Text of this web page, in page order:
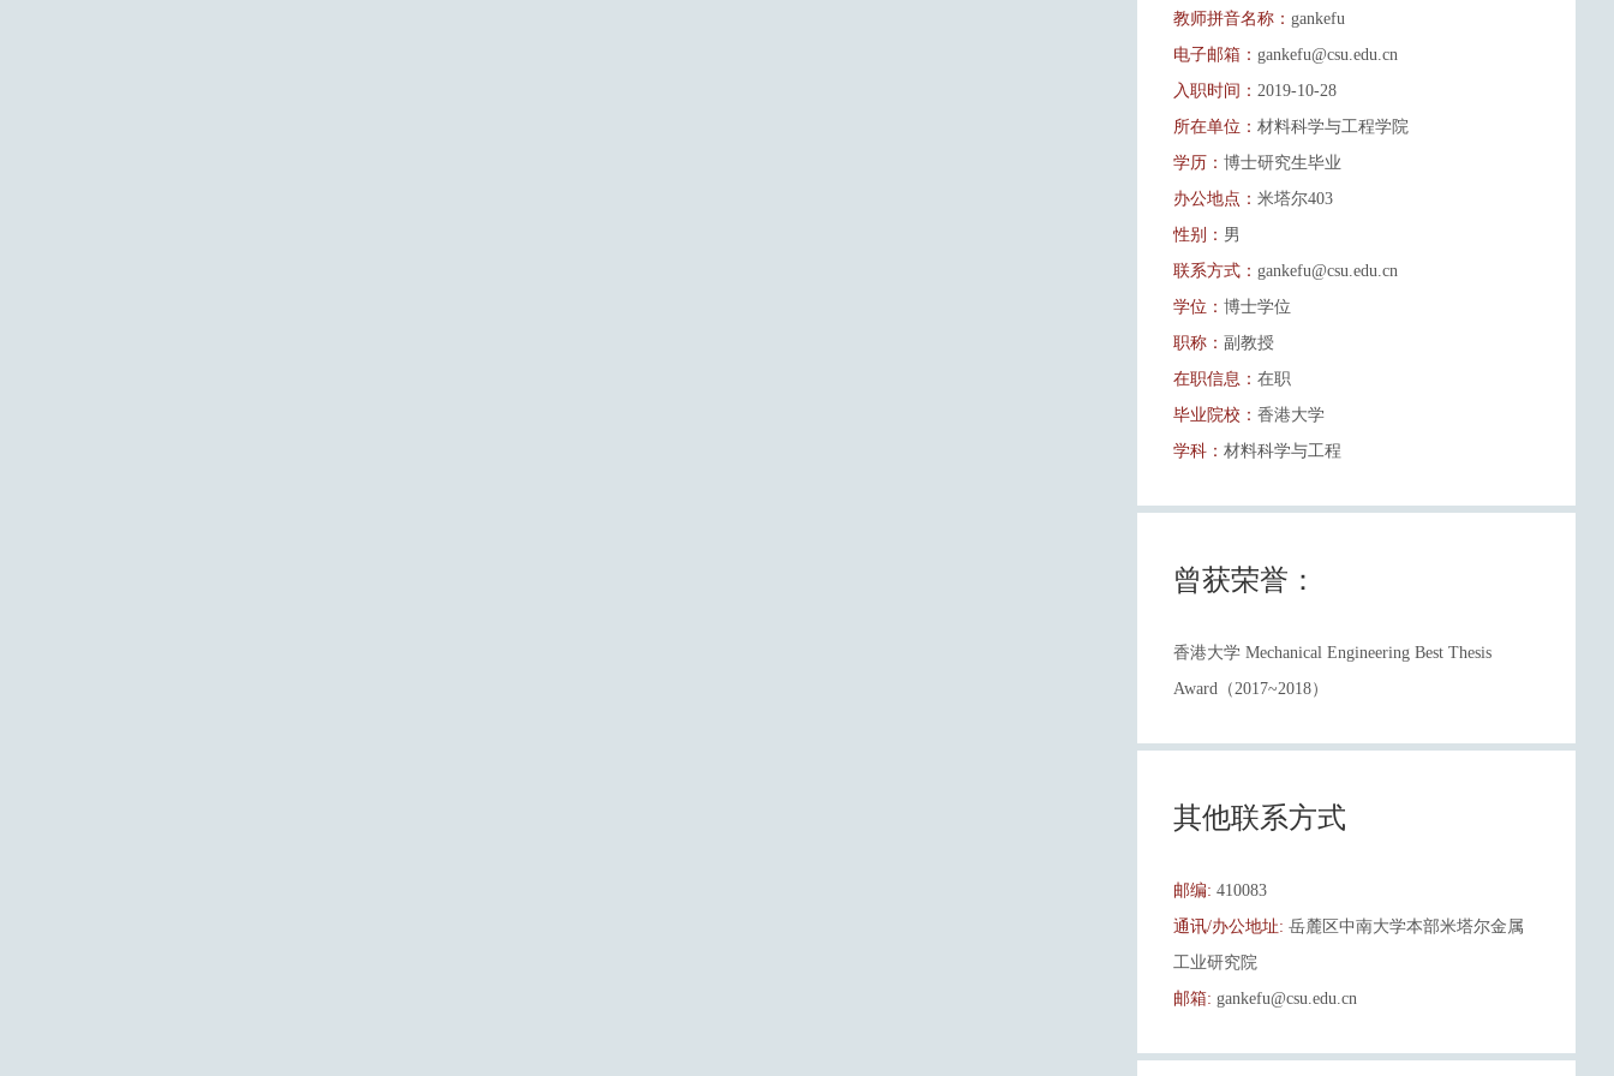
教师拼音名称： gankefu
电子邮箱： gankefu@csu.edu.cn
入职时间： 2019-10-28
所在单位： 材料科学与工程学院
学历： 博士研究生毕业
办公地点： 米塔尔403
性别： 男
联系方式： gankefu@csu.edu.cn
学位： 博士学位
职称： 副教授
在职信息： 在职
毕业院校： 香港大学
学科： 材料科学与工程
曾获荣誉：
香港大学 Mechanical Engineering Best Thesis
Award（2017~2018）
其他联系方式
邮编: 410083
通讯/办公地址: 岳麓区中南大学本部米塔尔金属
工业研究院
邮箱: gankefu@csu.edu.cn